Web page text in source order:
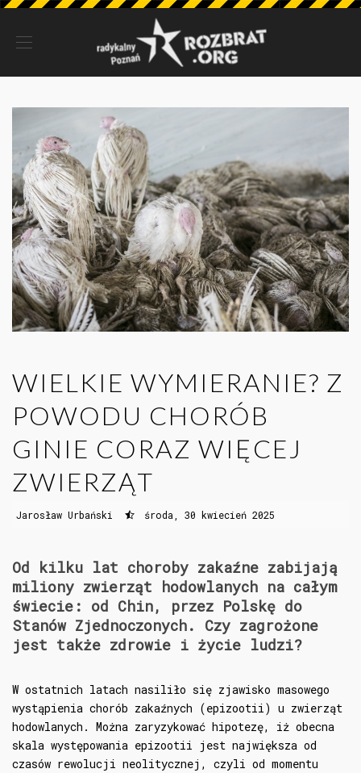
WIELKIE WYMIERANIE? Z
POWODU CHORÓB
GINIE CORAZ WIĘCEJ
ZWIERZĄT
Jarosław Urbański środa, 30 kwiecień 2025
Od kilku lat choroby zakaźne zabijają
miliony zwierząt hodowlanych na całym
świecie: od Chin, przez Polskę do
Stanów Zjednoczonych. Czy zagrożone
jest także zdrowie i życie ludzi?
W ostatnich latach nasiliło się zjawisko masowego
wystąpienia chorób zakaźnych (epizootii) u zwierząt
hodowlanych. Można zaryzykować hipotezę, iż obecna
skala występowania epizootii jest największa od
czasów rewolucji neolitycznej, czyli od momentu